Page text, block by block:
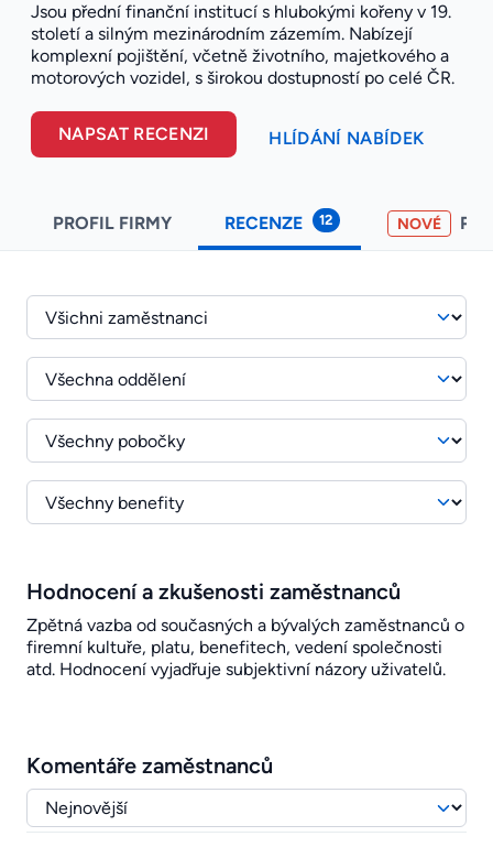
Jsou přední finanční institucí s hlubokými kořeny v 19.
století a silným mezinárodním zázemím. Nabízejí
komplexní pojištění, včetně životního, majetkového a
motorových vozidel, s širokou dostupností po celé ČR.
NAPSAT RECENZI HLÍDÁNÍ NABÍDEK
PROFIL FIRMY RECENZE 12 NOVÉ
Hodnocení a zkušenosti zaměstnanců
Zpětná vazba od současných a bývalých zaměstnanců o
firemní kultuře, platu, benefitech, vedení společnosti
atd. Hodnocení vyjadřuje subjektivní názory uživatelů.
Komentáře zaměstnanců